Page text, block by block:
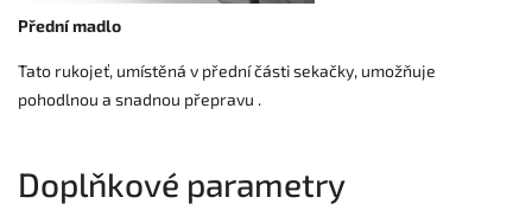
Přední madlo
Tato rukojeť, umístěná v přední části sekačky, umožňuje
pohodlnou a snadnou přepravu .
Doplňkové parametry